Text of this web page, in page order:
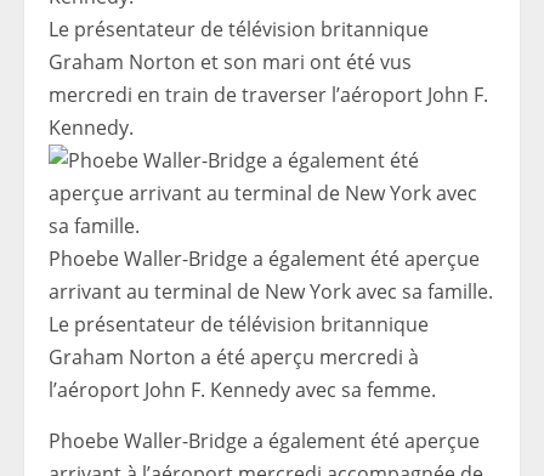
Le présentateur de télévision britannique
Graham Norton et son mari ont été vus
mercredi en train de traverser l’aéroport John F.
Kennedy.
Phoebe Waller-Bridge a également été aperçue
arrivant au terminal de New York avec sa famille.
Le présentateur de télévision britannique
Graham Norton a été aperçu mercredi à
l’aéroport John F. Kennedy avec sa femme.
Phoebe Waller-Bridge a également été aperçue